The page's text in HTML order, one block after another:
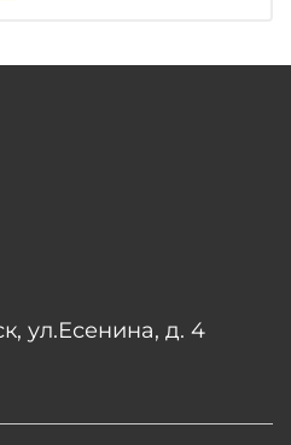
ул.Есенина, д. 4